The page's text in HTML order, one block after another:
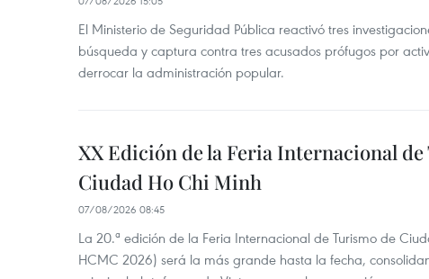
El Ministerio de Seguridad Pública reactivó tres
búsqueda y captura contra tres acusados prófugos por
derrocar la administración popular.
XX Edición de la Feria Internacional
Ciudad Ho Chi Minh
07/08/2026 08:45
La 20.ª edición de la Feria Internacional de Turismo de
HCMC 2026) será la más grande hasta la fecha,